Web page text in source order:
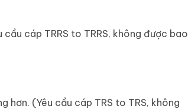
cáp TRRS to TRRS, không được bao
(Yêu cầu cáp TRS to TRS, không